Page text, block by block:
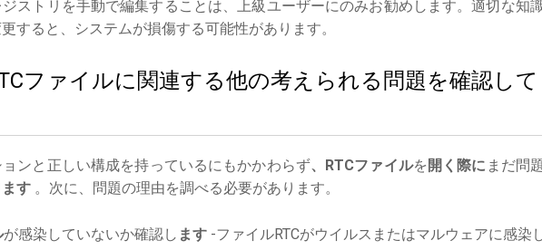
ストリを手動で編集することは、上級ユーザーにのみお勧めします。適切な知
すると、システムが損傷する可能性があります。
ファイルに関連する他の考えられる問題を確認して
ンと正しい構成を持っているにもかかわらず、RTCファイルを 開く際に まだ問
ます 。次に、問題の理由を調べる必要があります。
が感染していないか確認し ます -ファイルRTCがウイルスまたはマルウェアに感染